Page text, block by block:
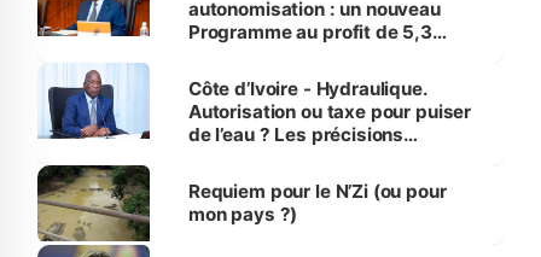
autonomisation : un nouveau
Programme au profit de 5,3
Côte d’Ivoire - Hydraulique.
Autorisation ou taxe pour puiser
de l’eau ? Les précisions
Requiem pour le N’Zi (ou pour
mon pays ?)